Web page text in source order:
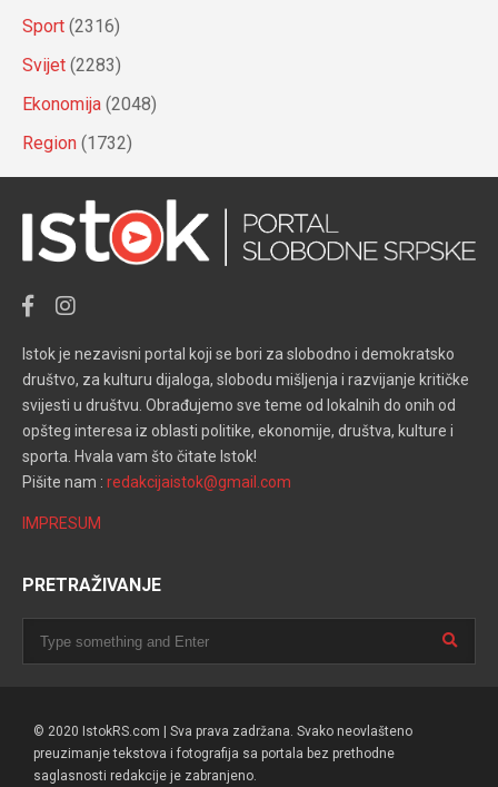
Sport (2316)
Svijet (2283)
Ekonomija (2048)
Region (1732)
Istok je nezavisni portal koji se bori za slobodno i demokratsko
društvo, za kulturu dijaloga, slobodu mišljenja i razvijanje kritičke
svijesti u društvu. Obrađujemo sve teme od lokalnih do onih od
opšteg interesa iz oblasti politike, ekonomije, društva, kulture i
sporta. Hvala vam što čitate Istok!
Pišite nam : redakcijaistok@gmail.com
IMPRESUM
PRETRAŽIVANJE
© 2020 IstokRS.com | Sva prava zadržana. Svako neovlašteno
preuzimanje tekstova i fotografija sa portala bez prethodne
saglasnosti redakcije je zabranjeno.